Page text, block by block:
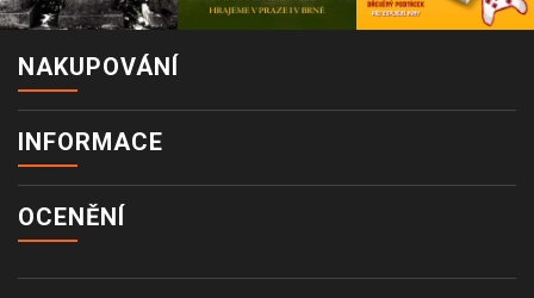
NAKUPOVÁNÍ
INFORMACE
OCENĚNÍ